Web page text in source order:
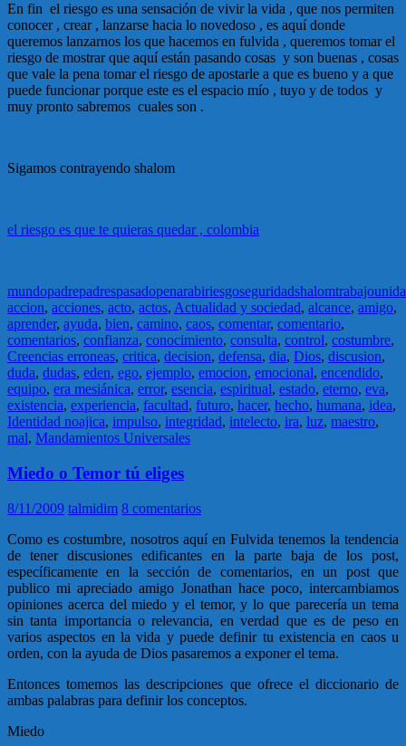
En fin el riesgo es una sensación de vivir la vida , que nos permiten
conocer , crear , lanzarse hacia lo novedoso , es aquí donde
queremos lanzarnos los que hacemos en fulvida , queremos tomar el
riesgo de mostrar que aquí están pasando cosas y son buenas , cosas
que vale la pena tomar el riesgo de apostarle a que es bueno y a que
puede funcionar porque este es el espacio mío , tuyo y de todos y
muy pronto sabremos cuales son .
Sigamos contrayendo shalom
el riesgo es que te quieras quedar , colombia
mundopadrepadrespasadopenarabiriesgoseguridadshalomtrabajo
accion, acciones, acto, actos, Actualidad y sociedad, alcance, amigo,
aprender, ayuda, bien, camino, caos, comentar, comentario,
comentarios, confianza, conocimiento, consulta, control, costumbre,
Creencias erroneas, critica, decision, defensa, dia, Dios, discusion,
duda, dudas, eden, ego, ejemplo, emocion, emocional, encendido,
equipo, era mesiánica, error, esencia, espiritual, estado, eterno, eva,
existencia, experiencia, facultad, futuro, hacer, hecho, humana, idea,
Identidad noajica, impulso, integridad, intelecto, ira, luz, maestro,
mal, Mandamientos Universales
Miedo o Temor tú eliges
8/11/2009 talmidim 8 comentarios
Como es costumbre, nosotros aquí en Fulvida tenemos la tendencia
de tener discusiones edificantes en la parte baja de los post,
específicamente en la sección de comentarios, en un post que
publico mi apreciado amigo Jonathan hace poco, intercambiamos
opiniones acerca del miedo y el temor, y lo que parecería un tema
sin tanta importancia o relevancia, en verdad que es de peso en
varios aspectos en la vida y puede definir tu existencia en caos u
orden, con la ayuda de Dios pasaremos a exponer el tema.
Entonces tomemos las descripciones que ofrece el diccionario de
ambas palabras para definir los conceptos.
Miedo